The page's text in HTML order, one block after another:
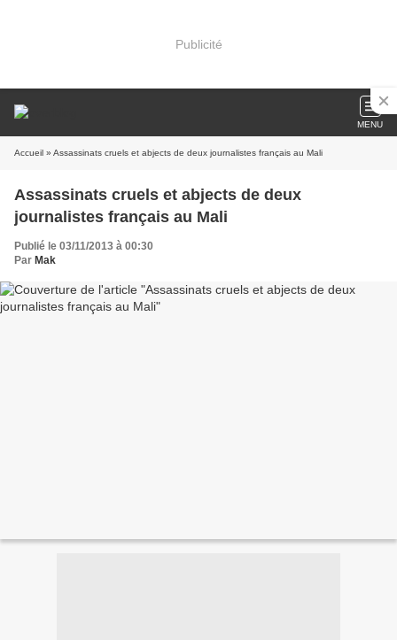
Publicité
MENU
Accueil » Assassinats cruels et abjects de deux journalistes français au Mali
Assassinats cruels et abjects de deux
journalistes français au Mali
Publié le 03/11/2013 à 00:30
Par Mak